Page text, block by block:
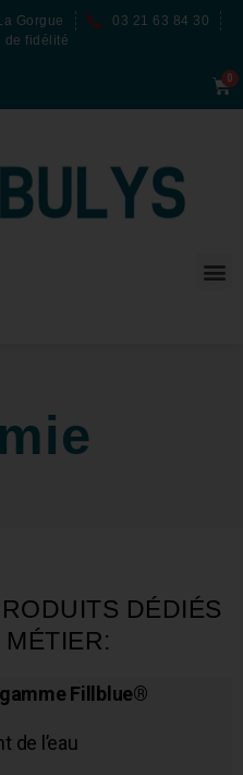
Gorgue
03 21 63 84 30
de fidélité
DÉDIÉS
Fillblue®
de l’eau